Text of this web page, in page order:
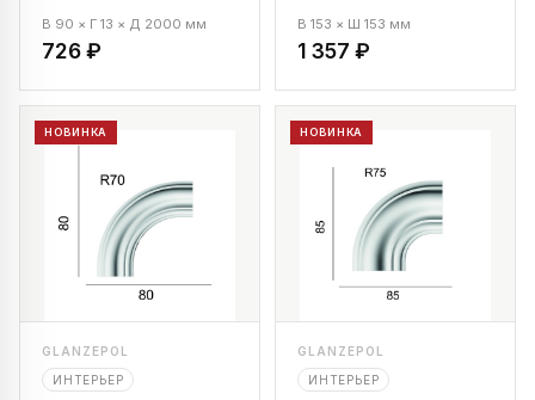
В 90 × Г 13 × Д 2000 мм
726 ₽
В 153 × Ш 153 мм
1 357 ₽
НОВИНКА
GLANZEPOL
ИНТЕРЬЕР
НОВИНКА
GLANZEPOL
ИНТЕРЬЕР